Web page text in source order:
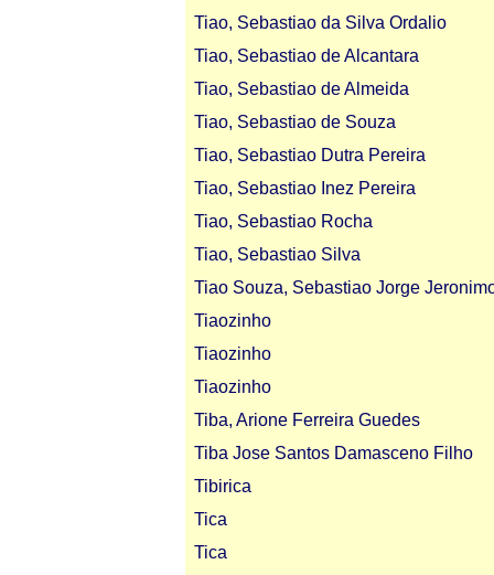
Tiao, Sebastiao da Silva Ordalio
Tiao, Sebastiao de Alcantara
Tiao, Sebastiao de Almeida
Tiao, Sebastiao de Souza
Tiao, Sebastiao Dutra Pereira
Tiao, Sebastiao Inez Pereira
Tiao, Sebastiao Rocha
Tiao, Sebastiao Silva
Tiao Souza, Sebastiao Jorge
Tiaozinho
Tiaozinho
Tiaozinho
Tiba, Arione Ferreira Guedes
Tiba Jose Santos Damasceno Filho
Tibirica
Tica
Tica